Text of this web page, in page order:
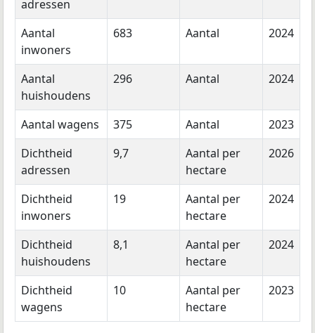
adressen
Aantal
inwoners
683 Aantal 2024
Aantal
huishoudens
296 Aantal 2024
Aantal wagens 375 Aantal
2023
Dichtheid
adressen
9,7
Aantal per
hectare
2026
Dichtheid
inwoners
19
Aantal per
hectare
2024
Dichtheid
huishoudens
8,1
Aantal per
hectare
2024
Dichtheid
wagens
10
Aantal per
hectare
2023